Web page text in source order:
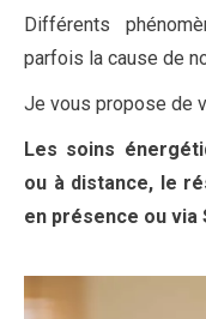
Différents
parfois la cause de
Je vous propose de
Les soins
ou à distance, le
en présence ou via